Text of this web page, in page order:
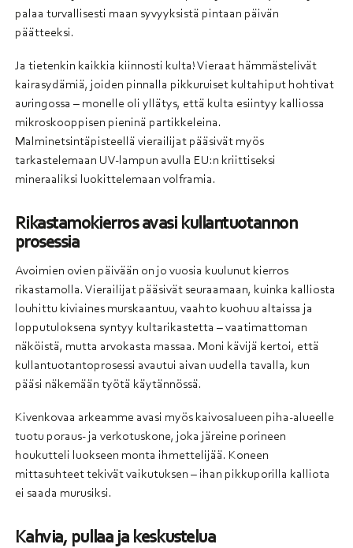
palaa turvallisesti maan syvyyksistä pintaan päivän
päätteeksi.
Ja tietenkin kaikkia kiinnosti kulta! Vieraat hämmästelivät
kairasydämiä, joiden pinnalla pikkuruiset kultahiput hohtivat
auringossa – monelle oli yllätys, että kulta esiintyy kalliossa
mikroskooppisen pieninä partikkeleina.
Malminetsintäpisteellä vierailijat pääsivät myös
tarkastelemaan UV-lampun avulla EU:n kriittiseksi
mineraaliksi luokittelemaan volframia.
Rikastamokierros avasi kullantuotannon
prosessia
Avoimien ovien päivään on jo vuosia kuulunut kierros
rikastamolla. Vierailijat pääsivät seuraamaan, kuinka kalliosta
louhittu kiviaines murskaantuu, vaahto kuohuu altaissa ja
lopputuloksena syntyy kultarikastetta – vaatimattoman
näköistä, mutta arvokasta massaa. Moni kävijä kertoi, että
kullantuotantoprosessi avautui aivan uudella tavalla, kun
pääsi näkemään työtä käytännössä.
Kivenkovaa arkeamme avasi myös kaivosalueen piha-alueelle
tuotu poraus- ja verkotuskone, joka järeine porineen
houkutteli luokseen monta ihmettelijää. Koneen
mittasuhteet tekivät vaikutuksen – ihan pikkuporilla kalliota
ei saada murusiksi.
Kahvia, pullaa ja keskustelua